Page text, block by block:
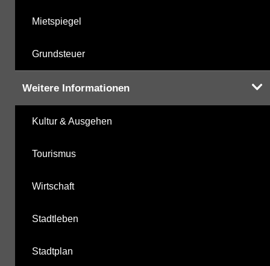
Mietspiegel
Grundsteuer
Weitere Informationen
Kultur & Ausgehen
Tourismus
Wirtschaft
Stadtleben
Stadtplan